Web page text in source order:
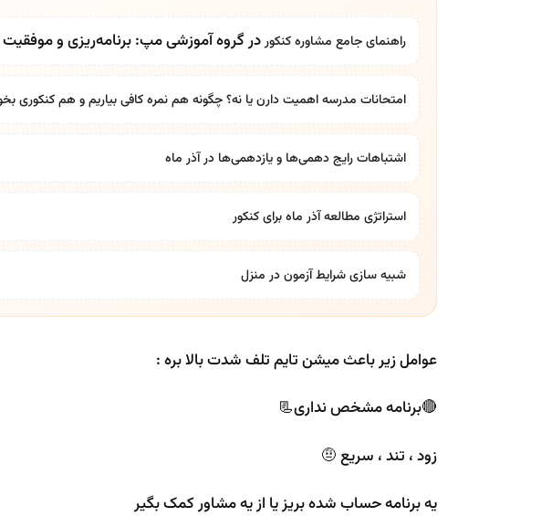
راهنمای جامع مشاوره کنکوردر گروه آموزشی مپ: برنامه‌ریزی و موفقیت
امتحانات مدرسه اهمیت دارن یا نه؟ چگونه هم نمره کافی بیاریم و هم کنکوری
اشتباهات رایج دهمی‌ها و یازدهمی‌ها در آذر ماه
استراتژی مطالعه آذر ماه برای کنکور
شبیه سازی شرایط آزمون در منزل
عوامل زیر باعث میشن تایم تلف شدت بالا بره :
🔴برنامه مشخص نداری📃
زود ، تند ، سریع 🤨
یه برنامه حساب شده بریز یا از یه مشاور کمک بگیر